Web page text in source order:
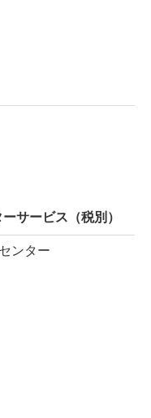
サービス（税別）
ンター